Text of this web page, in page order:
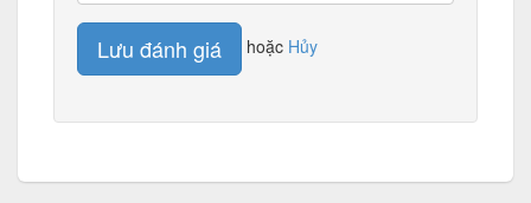
Lưu đánh giá hoặc Hủy